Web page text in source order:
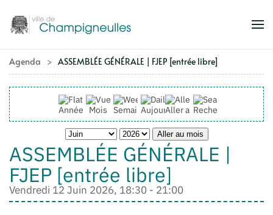
Accéder au contenu principal
Agenda ASSEMBLÉE GÉNÉRALE | FJEP [entrée libre]
Année Mois SemaineAujourd'huiAller au mois
Rechercher
Aller au mois
ASSEMBLÉE GÉNÉRALE |
FJEP [entrée libre]
Vendredi 12 Juin 2026, 18:30 - 21:00